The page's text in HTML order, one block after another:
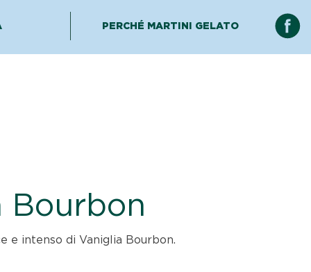
PERCHÉ MARTINI GELATO
Bourbon
e intenso di Vaniglia Bourbon.